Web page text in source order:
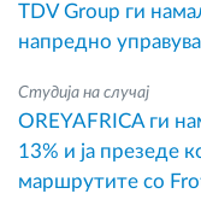
TDV Group ги
напредно
Студија на случај
OREYAFRICA ги
13% и ја презеде
маршрутите со